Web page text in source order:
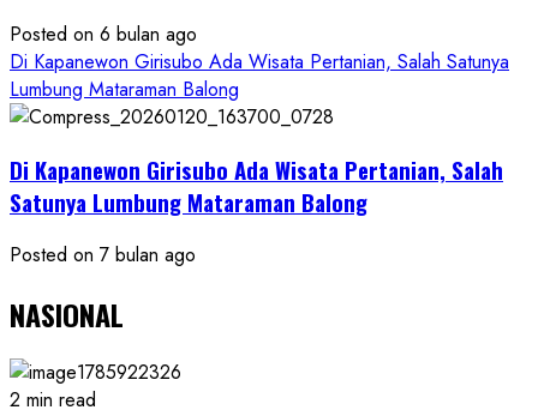
Posted on 6 bulan ago
Di Kapanewon Girisubo Ada Wisata Pertanian, Salah Satunya
Lumbung Mataraman Balong
Di Kapanewon Girisubo Ada Wisata Pertanian, Salah
Satunya Lumbung Mataraman Balong
Posted on 7 bulan ago
NASIONAL
2 min read